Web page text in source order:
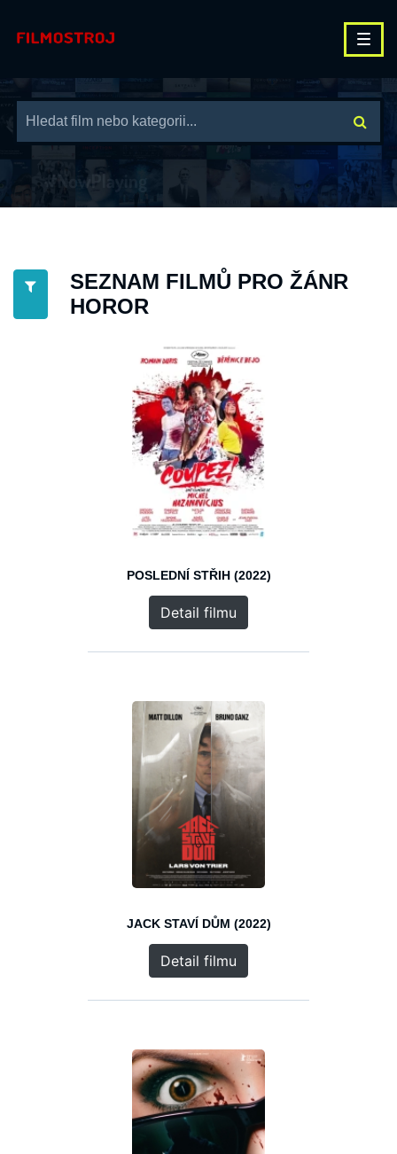
SEZNAM FILMŮ PRO ŽÁNR
HOROR
POSLEDNÍ STŘIH (2022)
Detail filmu
JACK STAVÍ DŮM (2022)
Detail filmu